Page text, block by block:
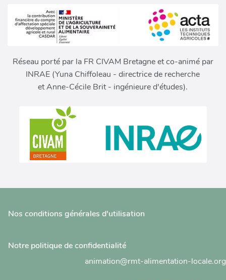
Réseau porté par la FR CIVAM Bretagne et co-animé par
INRAE (Yuna Chiffoleau - directrice de recherche
et Anne-Cécile Brit - ingénieure d'études).
Nos conditions générales d'utilisation
Notre politique de confidentialité
animation@rmt-alimentation-locale.org